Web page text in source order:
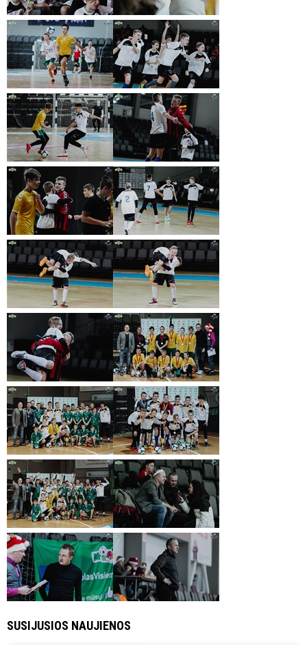
SUSIJUSIOS NAUJIENOS